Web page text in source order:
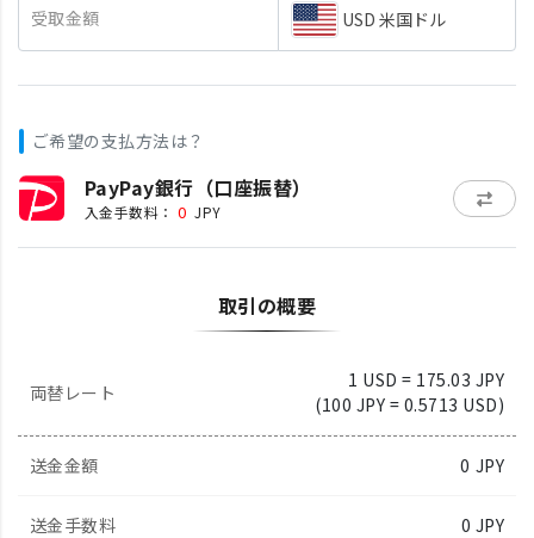
受取金額 USD 米国ドル
ご希望の支払方法は？
PayPay銀行（口座振替）
入金手数料： 0 JPY
取引の概要
両替レート
1 USD = 175.03 JPY
(100 JPY = 0.5713 USD)
送金金額 0 JPY
送金手数料 0 JPY